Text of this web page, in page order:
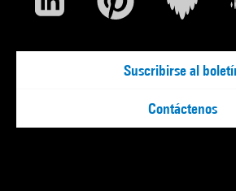
Suscribirse al
Contáctenos